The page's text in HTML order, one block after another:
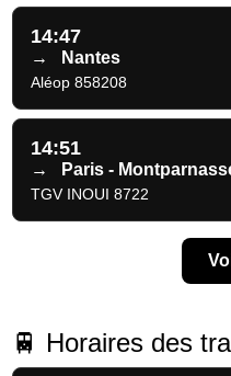
14:47
→ Nantes
Aléop 858208
14:51
→ Paris -
TGV INOUI 8722
🚆 Horaires des